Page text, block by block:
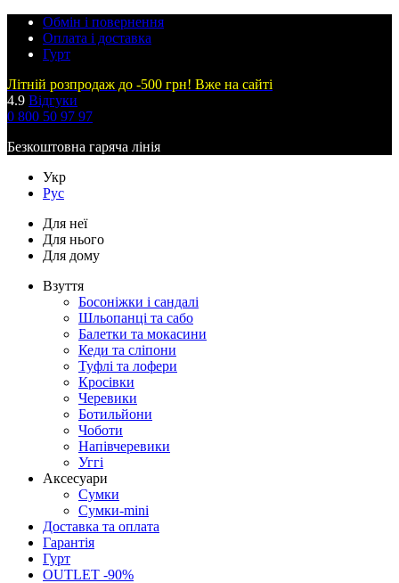
Обмін і повернення
Оплата і доставка
Гурт
Літній розпродаж до -500 грн! Вже на сайті
4.9 Відгуки
0 800 50 97 97
Безкоштовна гаряча лінія
Укр
Рус
Для неї
Для нього
Для дому
Взуття
Босоніжки і сандалі
Шльопанці та сабо
Балетки та мокасини
Кеди та сліпони
Туфлі та лофери
Кросівки
Черевики
Ботильйони
Чоботи
Напівчеревики
Уггі
Аксесуари
Сумки
Сумки-mini
Доставка та оплата
Гарантія
Гурт
OUTLET -90%